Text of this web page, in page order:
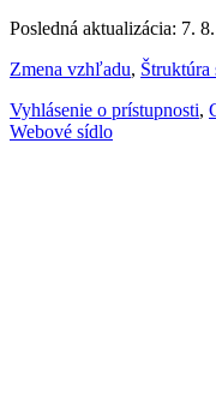
Posledná aktualizácia: 7.
Zmena vzhľadu, Štruktúra
Vyhlásenie o prístupnosti,
Webové sídlo